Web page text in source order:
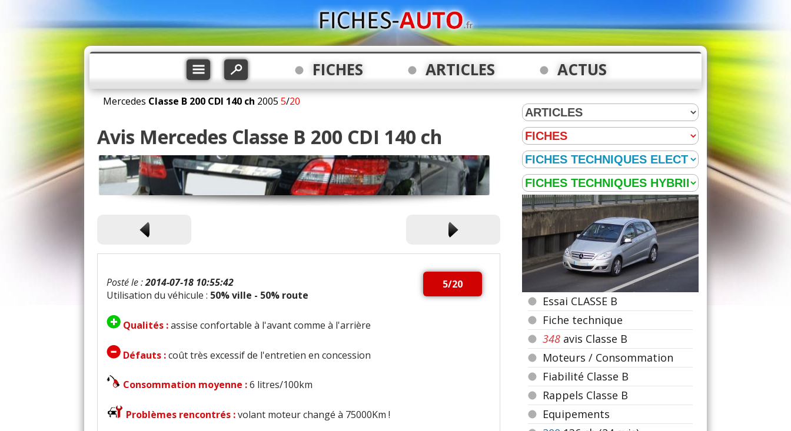
FICHES ARTICLES ACTUS
Mercedes Classe B 200 CDI 140 ch 2005 5/20
Avis Mercedes Classe B 200 CDI 140 ch
5/20
Posté le :2014-07-18 10:55:42
Utilisation du véhicule : 50% ville - 50% route
Qualités :assise confortable à l'avant comme à l'arrière
Défauts :coût très excessif de l'entretien en concession
Consommation moyenne :6 litres/100km
Problèmes rencontrés :volant moteur changé à 75000Km !
Essai CLASSE B
Fiche technique
348 avis Classe B
Moteurs / Consommation
Fiabilité Classe B
Rappels Classe B
Equipements